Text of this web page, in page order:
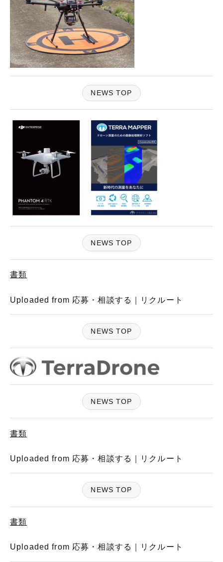
NEWS TOP
NEWS TOP
書類
Uploaded from 応募・相談する｜リクルート
NEWS TOP
NEWS TOP
書類
Uploaded from 応募・相談する｜リクルート
NEWS TOP
書類
Uploaded from 応募・相談する｜リクルート